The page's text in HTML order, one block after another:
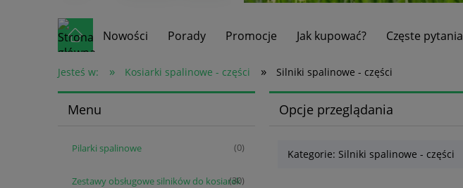
Nowości Porady Promocje Jak kupować? Częste pytania
Jesteś w: » Kosiarki spalinowe - części » Silniki spalinowe - części
Menu
Pilarki spalinowe (0)
Zestawy obsługowe silników do kosiarek
(30)
Opcje przeglądania
Kategorie: Silniki spalinowe - części